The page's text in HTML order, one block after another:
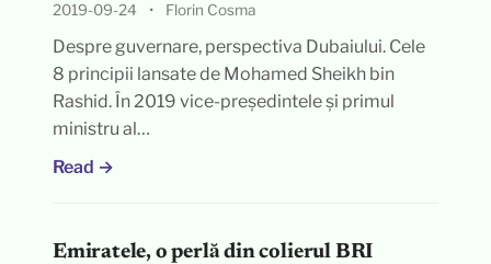
2019-09-24 • Florin Cosma
Despre guvernare, perspectiva Dubaiului. Cele
8 principii lansate de Mohamed Sheikh bin
Rashid. În 2019 vice-președintele și primul
ministru al…
Read →
Emiratele, o perlă din colierul BRI